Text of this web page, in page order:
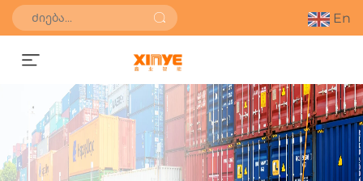
En
Მიიღეთ ფასდაკლების შეთავაზება